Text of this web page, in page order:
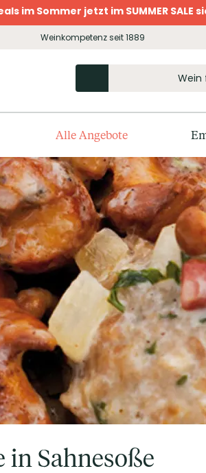
im Sommer jetzt im SUMMER SALE
Weinkompetenz seit 1889
Alle Angebote
in Sahnesoße